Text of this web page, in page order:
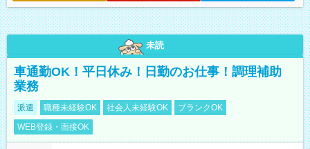
未読
車通勤OK！平日休み！日勤のお仕事！調理補助
業務
派遣 職種未経験OK 社会人未経験OK
ブランクOK
WEB登録・面接OK